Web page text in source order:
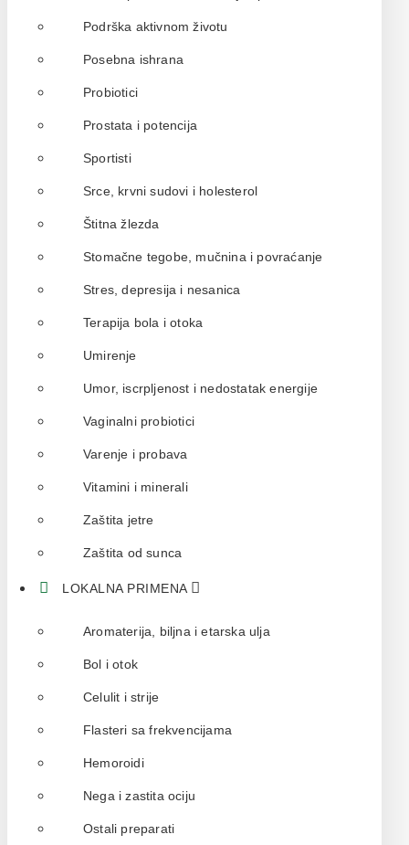
Podrška aktivnom životu
Posebna ishrana
Probiotici
Prostata i potencija
Sportisti
Srce, krvni sudovi i holesterol
Štitna žlezda
Stomačne tegobe, mučnina i povraćanje
Stres, depresija i nesanica
Terapija bola i otoka
Umirenje
Umor, iscrpljenost i nedostatak energije
Vaginalni probiotici
Varenje i probava
Vitamini i minerali
Zaštita jetre
Zaštita od sunca
LOKALNA PRIMENA
Aromaterija, biljna i etarska ulja
Bol i otok
Celulit i strije
Flasteri sa frekvencijama
Hemoroidi
Nega i zastita ociju
Ostali preparati